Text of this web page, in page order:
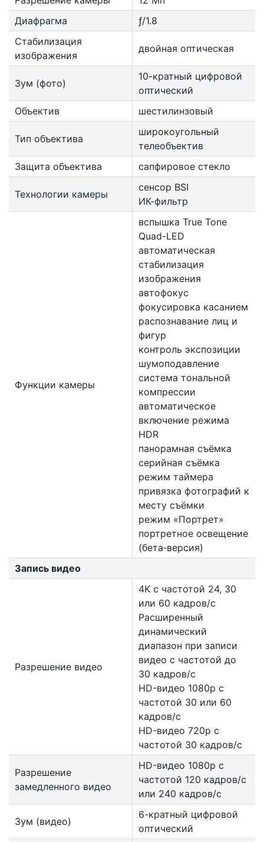
Диафрагма
ƒ/1.8
Стабилизация
изображения
двойная оптическая
Зум (фото)
10-кратный цифровой
оптический
Объектив
шестилинзовый
Тип объектива
широкоугольный
телеобъектив
Защита объектива
сапфировое стекло
Технологии камеры
cенсор BSI
ИК-фильтр
Функции камеры
вспышка True Tone
Quad-LED
автоматическая
стабилизация
изображения
автофокус
фокусировка касанием
распознавание лиц и
фигур
контроль экспозиции
шумоподавление
система тональной
компрессии
автоматическое
включение режима
HDR
панорамная съёмка
серийная съëмка
режим таймера
привязка фотографий к
месту съёмки
режим «Портрет»
портретное освещение
(бета‑версия)
Запись видео
Разрешение видео
4K с частотой 24, 30
или 60 кадров/с
Расширенный
динамический
диапазон при записи
видео с частотой до
30 кадров/с
HD-видео 1080p с
частотой 30 или 60
кадров/с
HD-видео 720p с
частотой 30 кадров/с
Разрешение
замедленного видео
HD-видео 1080р c
частотой 120 кадров/с
или 240 кадров/с
Зум (видео)
6-кратный цифровой
оптический